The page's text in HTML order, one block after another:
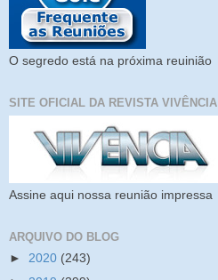
O segredo está na próxima reuinião
SITE OFICIAL DA REVISTA VIVÊNCIA
Assine aqui nossa reunião impressa
ARQUIVO DO BLOG
► 2020 (243)